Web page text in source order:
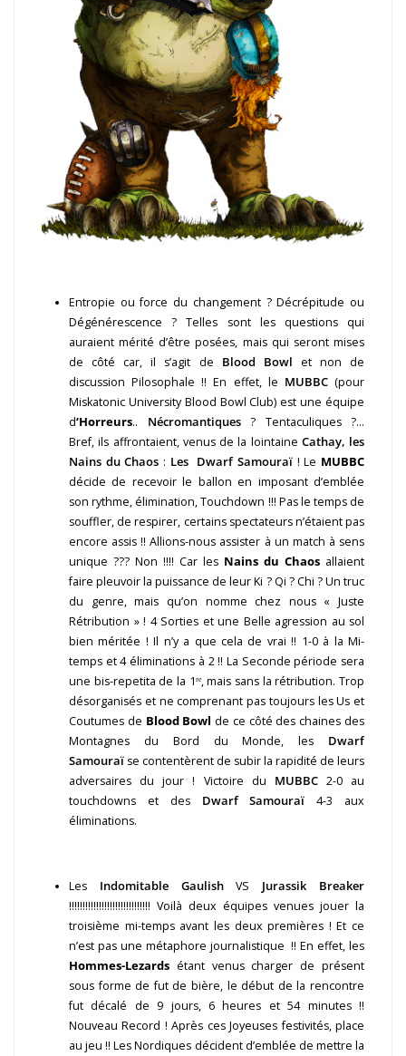
Entropie ou force du changement ? Décrépitude ou
Dégénérescence ? Telles sont les questions qui
auraient mérité d’être posées, mais qui seront mises
de côté car, il s’agit de Blood Bowl et non de
discussion Pilosophale !! En effet, le MUBBC(pour
Miskatonic University Blood Bowl Club) est une équipe
d‘Horreurs.. Nécromantiques? Tentaculiques ?…
Bref, ils affrontaient, venus de la lointaine Cathay, les
Nains du Chaos : Les Dwarf Samouraï ! Le MUBBC
décide de recevoir le ballon en imposant d’emblée
son rythme, élimination, Touchdown !!! Pas le temps de
souffler, de respirer, certains spectateurs n’étaient pas
encore assis !! Allions-nous assister à un match à sens
unique ??? Non !!!! Car les Nains du Chaos allaient
faire pleuvoir la puissance de leur Ki ? Qi ? Chi ? Un truc
du genre, mais qu’on nomme chez nous « Juste
Rétribution » ! 4 Sorties et une Belle agression au sol
bien méritée ! Il n’y a que cela de vrai !! 1-0 à la Mi-
temps et 4 éliminations à 2 !! La Seconde période sera
une bis-repetita de la 1ʳᵉ, mais sans la rétribution. Trop
désorganisés et ne comprenant pas toujours les Us et
Coutumes de Blood Bowl de ce côté des chaines des
Montagnes du Bord du Monde, les Dwarf
Samouraï se contentèrent de subir la rapidité de leurs
adversaires du jour ! Victoire du MUBBC2-0 au
touchdowns et des Dwarf Samouraï 4-3 aux
éliminations.
Les Indomitable GaulishVS Jurassik Breaker
!!!!!!!!!!!!!!!!!!!!!!!!!!!!!! Voilà deux équipes venues jouer la
troisième mi-temps avant les deux premières ! Et ce
n’est pas une métaphore journalistique !! En effet, les
Hommes-Lezards étant venus charger de présent
sous forme de fut de bière, le début de la rencontre
fut décalé de 9 jours, 6 heures et 54 minutes !!
Nouveau Record ! Après ces Joyeuses festivités, place
au jeu !! Les Nordiques décident d’emblée de mettre la